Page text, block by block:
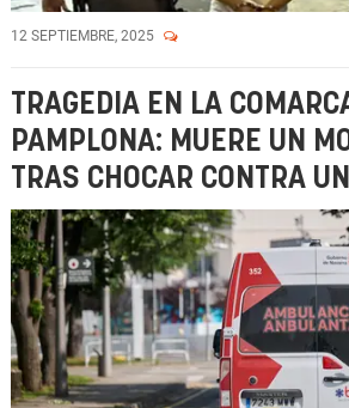
12 SEPTIEMBRE, 2025
TRAGEDIA EN LA
PAMPLONA: MUERE UN
TRAS CHOCAR CONTRA